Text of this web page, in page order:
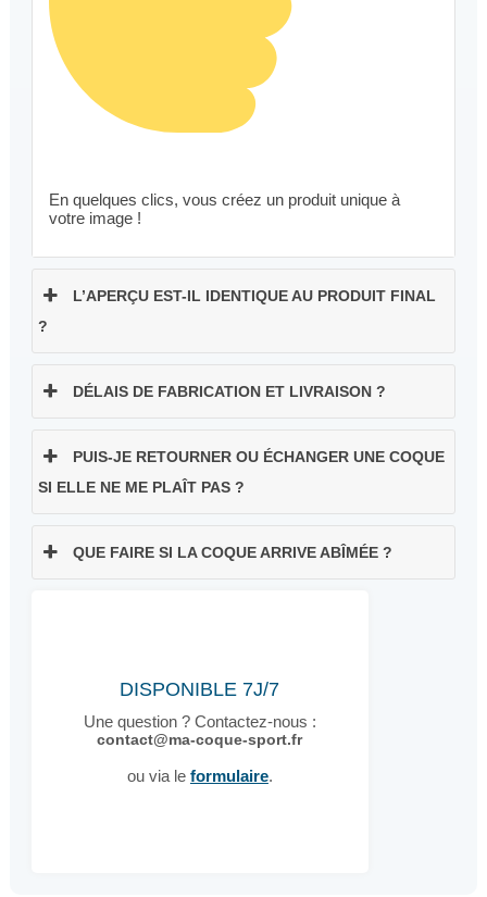
En quelques clics, vous créez un produit unique à
votre image !
L’APERÇU EST-IL IDENTIQUE AU PRODUIT FINAL
?
DÉLAIS DE FABRICATION ET LIVRAISON ?
PUIS-JE RETOURNER OU ÉCHANGER UNE COQUE
SI ELLE NE ME PLAÎT PAS ?
QUE FAIRE SI LA COQUE ARRIVE ABÎMÉE ?
DISPONIBLE 7J/7
Une question ? Contactez-nous :
contact@ma-coque-sport.fr
ou via le formulaire.